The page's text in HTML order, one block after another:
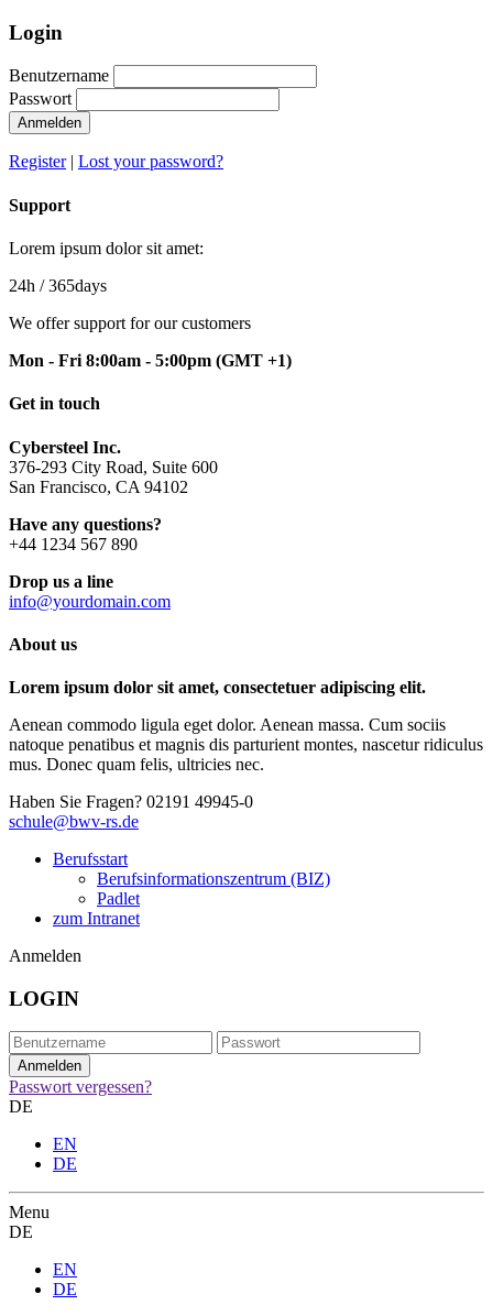
Login
Benutzername
Passwort
Anmelden
Register| Lost your password?
Support
Lorem ipsum dolor sit amet:
24h / 365days
We offer support for our customers
Mon - Fri 8:00am - 5:00pm (GMT +1)
Get in touch
Cybersteel Inc.
376-293 City Road, Suite 600
San Francisco, CA 94102
Have any questions?
+44 1234 567 890
Drop us a line
info@yourdomain.com
About us
Lorem ipsum dolor sit amet, consectetuer adipiscing elit.
Aenean commodo ligula eget dolor. Aenean massa. Cum sociis
natoque penatibus et magnis dis parturient montes, nascetur ridiculus
mus. Donec quam felis, ultricies nec.
Haben Sie Fragen? 02191 49945-0
schule@bwv-rs.de
Berufsstart
Berufsinformationszentrum (BIZ)
Padlet
zum Intranet
Anmelden
LOGIN
Passwort vergessen?
DE
EN
DE
Menu
DE
EN
DE